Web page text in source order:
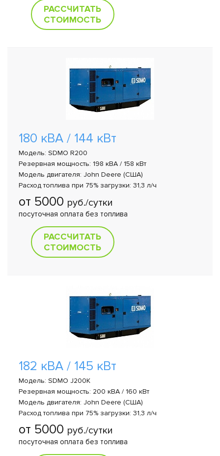
РАССЧИТАТЬ
СТОИМОСТЬ
180 кВА / 144 кВт
Модель: SDMO R200
Резервная мощность: 198 кВА / 158 кВт
Модель двигателя: John Deere (США)
Расход топлива при 75% загрузки: 31,3 л/ч
от 5000 руб./сутки
посуточная оплата без топлива
РАССЧИТАТЬ
СТОИМОСТЬ
182 кВА / 145 кВт
Модель: SDMO J200K
Резервная мощность: 200 кВА / 160 кВт
Модель двигателя: John Deere (США)
Расход топлива при 75% загрузки: 31,3 л/ч
от 5000 руб./сутки
посуточная оплата без топлива